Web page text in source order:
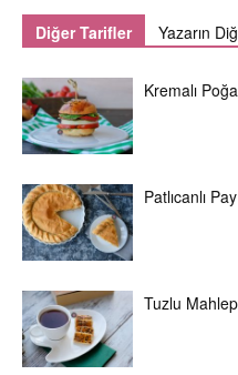
Diğer Tarifler Yazarın
Kremalı
Patlıcanlı Pay
Tuzlu